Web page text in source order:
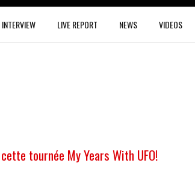
INTERVIEW LIVE REPORT NEWS VIDEOS
tournée My Years With UFO!